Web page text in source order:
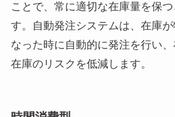
ことで、常に適切な在庫量を保
す。自動発注システムは、在庫
なった時に自動的に発注を行い
在庫のリスクを低減します。